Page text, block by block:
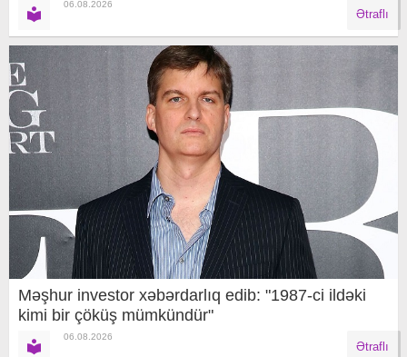
06.08.2026
Ətraflı
Məşhur investor xəbərdarlıq edib: "1987-ci ildəki
kimi bir çöküş mümkündür"
06.08.2026
Ətraflı